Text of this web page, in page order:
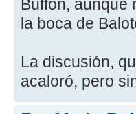
Buffon, aunque
la boca de
La discusión,
acaloró, pero